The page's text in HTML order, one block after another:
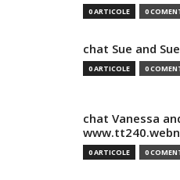
0 ARTICOLE 0
chat Sue and
0 ARTICOLE 0
chat Vanessa
0 ARTICOLE 0